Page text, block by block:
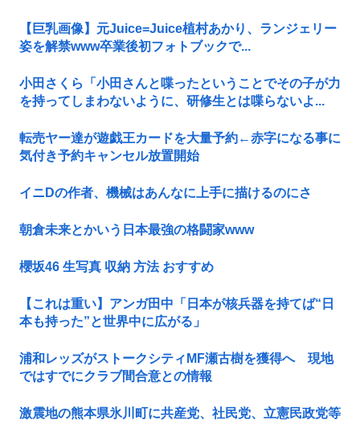
【巨乳画像】元Juice=Juice植村あかり、ランジェリー
姿を解禁www卒業後初フォトブックで...
小田さくら「小田さんと喋ったということでその子が力
を持ってしまわないように、研修生とは喋らないよ...
転売ヤー達が遊戯王カードを大量予約←赤字になる事に
気付き予約キャンセル放置開始
イニDの作者、機械はあんなに上手に描けるのにさ
朝倉未来とかいう日本最強の格闘家www
櫻坂46 生写真 収納 方法 おすすめ
【これは重い】アンガ田中「日本が核兵器を持てば“日
本も持った”と世界中に広がる」
浦和レッズがストークシティMF瀬古樹を獲得へ 現地
ではすでにクラブ間合意との情報
激震地の熊本県氷川町に共産党、社民党、立憲民政党等